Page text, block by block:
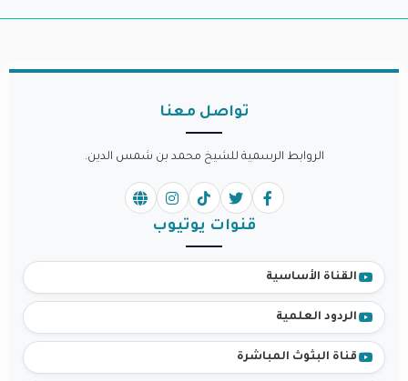
تواصل معنا
الروابط الرسمية للشيخ محمد بن شمس الدين.
قنوات يوتيوب
القناة الأساسية
الردود العلمية
قناة البثوث المباشرة